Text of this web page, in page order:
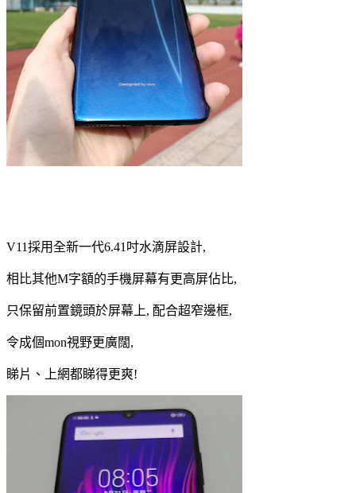
V11採用全新一代6.41吋水滴屏設計,
相比其他M字額的手機屏幕有更高屏佔比,
只保留前置鏡頭於屏幕上, 配合超窄邊框,
令成個mon視野更廣闊,
睇片、上網都睇得更爽!